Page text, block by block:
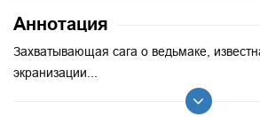
Аннотация
Захватывающая сага о ведьмаке,
экранизации...